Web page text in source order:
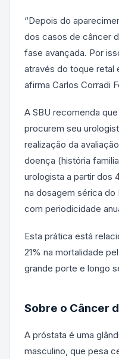
“Depois do
dos casos de câncer
fase avançada. Por
através do toque retal
afirma Carlos Corradi
A SBU recomenda
procurem seu
realização da
doença (história
urologista a partir dos
na dosagem sérica do
com periodicidade
Esta prática está
21% na mortalidade
grande porte e longo
Sobre o Câncer
A próstata é uma
masculino, que pesa